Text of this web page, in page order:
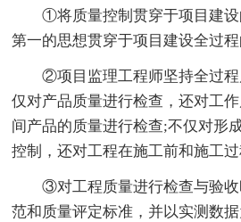
①将质量控制贯穿于项目建
第一的思想贯穿于项目建设全过程
②项目监理工程师坚持全过
仅对产品质量进行检查，还对工
间产品的质量进行检查;不仅对形
控制，还对工程在施工前和施工过
③对工程质量进行检查与验
范和质量评定标准，并以实测数据